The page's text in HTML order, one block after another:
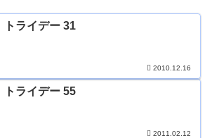
トライデー 31
2010.12.16
トライデー 55
2011.02.12